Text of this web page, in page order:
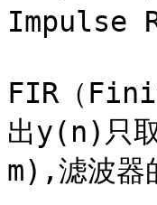
Impulse
FIR（
出y(n)只
m),滤波器